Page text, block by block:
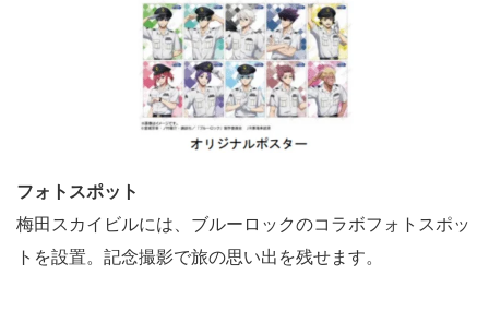
フォトスポット
梅田スカイビルには、ブルーロックのコラボフォトスポッ
トを設置。記念撮影で旅の思い出を残せます。